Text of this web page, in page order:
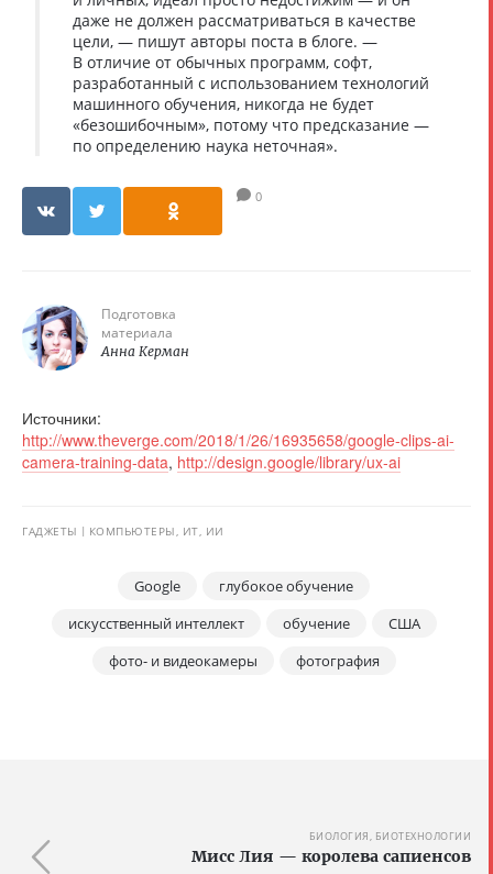
даже не должен рассматриваться в качестве
цели, — пишут авторы поста в блоге. —
В отличие от обычных программ, софт,
разработанный с использованием технологий
машинного обучения, никогда не будет
«безошибочным», потому что предсказание —
по определению наука неточная».
0
Подготовка
материала
Анна Керман
Источники:
http://www.theverge.com/2018/1/26/16935658/google-clips-ai-
camera-training-data, http://design.google/library/ux-ai
ГАДЖЕТЫ КОМПЬЮТЕРЫ, ИТ, ИИ
Google
глубокое обучение
искусственный интеллект
обучение
США
фото- и видеокамеры
фотография
БИОЛОГИЯ, БИОТЕХНОЛОГИИ
Мисс Лия — королева сапиенсов